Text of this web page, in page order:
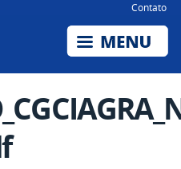
Contato